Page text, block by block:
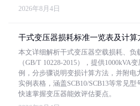
2026年8月4日
干式变压器损耗标准一览表及计算
本文详细解析干式变压器空载损耗、负
（GB/T 10228-2015），提供1000kVA
例，分步骤说明变损计算方法，并附电
实例表格，涵盖SCB10/SCB13等常见
快速掌握变压器能效评估要点。